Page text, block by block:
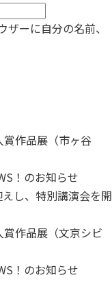
ーに自分の名前、
作品展（市ヶ谷
！のお知らせ
し、特別講演会を開
作品展（文京シビ
！のお知らせ